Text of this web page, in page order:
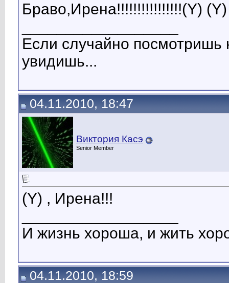
Браво,Ирена!!!!!!!!!!!!!!!!(Y)
Если случайно посмотришь
увидишь...
04.11.2010, 18:47
Виктория Касэ
Senior Member
(Y) , Ирена!!!
И жизнь хороша, и жить
04.11.2010, 18:59